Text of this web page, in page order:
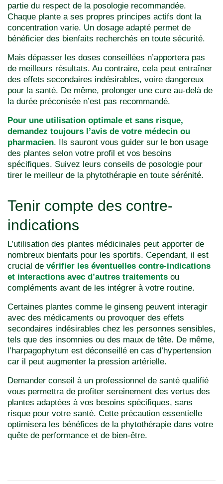
partie du respect de la posologie recommandée.
Chaque plante a ses propres principes actifs dont la
concentration varie. Un dosage adapté permet de
bénéficier des bienfaits recherchés en toute sécurité.
Mais dépasser les doses conseillées n’apportera pas
de meilleurs résultats. Au contraire, cela peut entraîner
des effets secondaires indésirables, voire dangereux
pour la santé. De même, prolonger une cure au-delà de
la durée préconisée n’est pas recommandé.
Pour une utilisation optimale et sans risque,
demandez toujours l’avis de votre médecin ou
pharmacien. Ils sauront vous guider sur le bon usage
des plantes selon votre profil et vos besoins
spécifiques. Suivez leurs conseils de posologie pour
tirer le meilleur de la phytothérapie en toute sérénité.
Tenir compte des contre-
indications
L’utilisation des plantes médicinales peut apporter de
nombreux bienfaits pour les sportifs. Cependant, il est
crucial de vérifier les éventuelles contre-indications
et interactions avec d’autres traitements ou
compléments avant de les intégrer à votre routine.
Certaines plantes comme le ginseng peuvent interagir
avec des médicaments ou provoquer des effets
secondaires indésirables chez les personnes sensibles,
tels que des insomnies ou des maux de tête. De même,
l’harpagophytum est déconseillé en cas d’hypertension
car il peut augmenter la pression artérielle.
Demander conseil à un professionnel de santé qualifié
vous permettra de profiter sereinement des vertus des
plantes adaptées à vos besoins spécifiques, sans
risque pour votre santé. Cette précaution essentielle
optimisera les bénéfices de la phytothérapie dans votre
quête de performance et de bien-être.